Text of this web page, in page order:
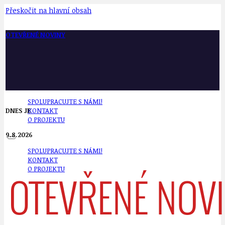
Přeskočit na hlavní obsah
OTEVŘENÉ NOVINY
SPOLUPRACUJTE S NÁMI!
KONTAKT
O PROJEKTU
SPOLUPRACUJTE S NÁMI!
KONTAKT
O PROJEKTU
DNES JE
9.8.2026